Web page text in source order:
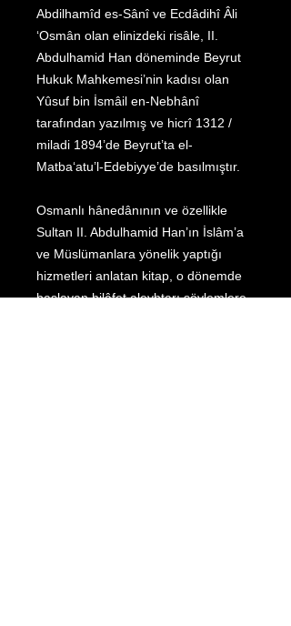
Abdilhamîd es-Sânî ve Ecdâdihî Âli
‘Osmân olan elinizdeki risâle, II.
Abdulhamid Han döneminde Beyrut
Hukuk Mahkemesi’nin kadısı olan
Yûsuf bin İsmâil en-Nebhânî
tarafından yazılmış ve hicrî 1312 /
miladi 1894’de Beyrut’ta el-
Matba‘atu’l-Edebiyye’de basılmıştır.
Osmanlı hânedânının ve özellikle
Sultan II. Abdulhamid Han’ın İslâm’a
ve Müslümanlara yönelik yaptığı
hizmetleri anlatan kitap, o dönemde
başlayan hilâfet aleyhtarı söylemlere